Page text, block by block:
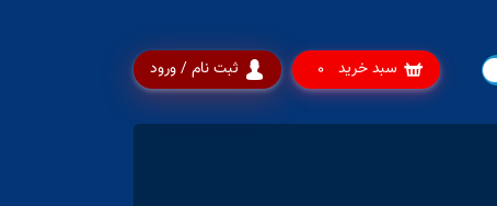
ثبت نام / ورود سبد خرید 0